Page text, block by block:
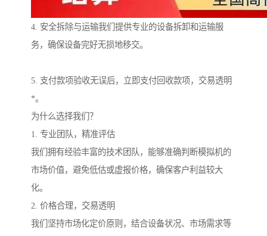
4. 安全拆除与运输我们提供专业的设备拆卸和运输服
务，确保设备完好无损地移交。
5. 支付款项验收无误后，立即支付回收款项，交易透明
*。
为什么选择我们？
1. 专业团队，精准评估
我们拥有经验丰富的技术团队，能够准确判断模拟机的
市场价值，避免低估或虚报价格，确保客户利益较大
化。
2. 价格合理，交易透明
我们坚持市场化定价原则，结合设备状况、市场需求等